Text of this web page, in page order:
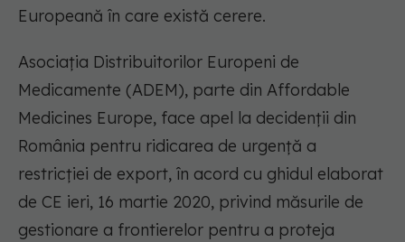
Europeană în care există cerere.
Asociația Distribuitorilor Europeni de
Medicamente (ADEM), parte din Affordable
Medicines Europe, face apel la decidenții din
România pentru ridicarea de urgență a
restricției de export, în acord cu ghidul elaborat
de CE ieri, 16 martie 2020, privind măsurile de
gestionare a frontierelor pentru a proteja